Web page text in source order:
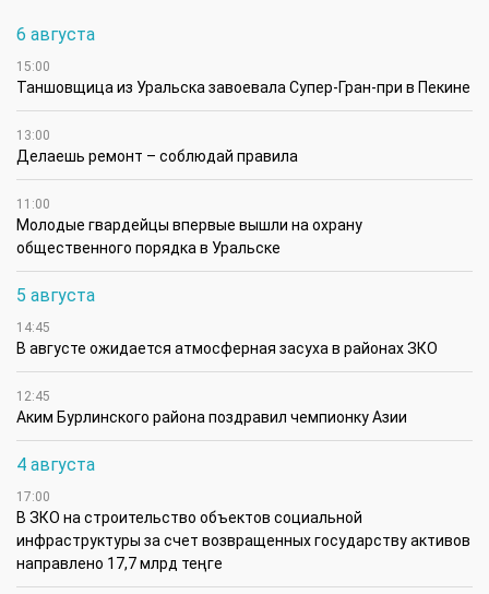
6 августа
15:00
Таншовщица из Уральска завоевала Супер-Гран-при в Пекине
13:00
Делаешь ремонт – соблюдай правила
11:00
Молодые гвардейцы впервые вышли на охрану
общественного порядка в Уральске
5 августа
14:45
В августе ожидается атмосферная засуха в районах ЗКО
12:45
Аким Бурлинского района поздравил чемпионку Азии
4 августа
17:00
В ЗКО на строительство объектов социальной
инфраструктуры за счет возвращенных государству активов
направлено 17,7 млрд теңге